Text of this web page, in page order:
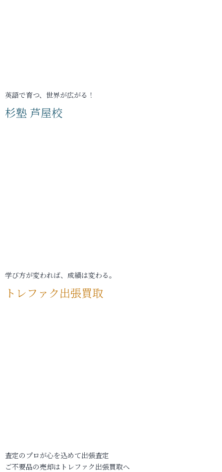
英語で育つ、世界が広がる！
杉塾 芦屋校
学び方が変われば、成績は変わる。
トレファク出張買取
査定のプロが心を込めて出張査定
ご不要品の売却はトレファク出張買取へ